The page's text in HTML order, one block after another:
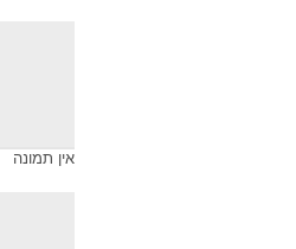
אין תמונה